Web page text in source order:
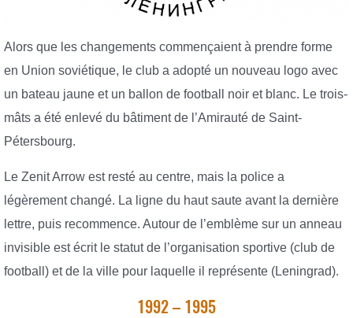
Alors que les changements commençaient à prendre forme
en Union soviétique, le club a adopté un nouveau logo avec
un bateau jaune et un ballon de football noir et blanc. Le trois-
mâts a été enlevé du bâtiment de l’Amirauté de Saint-
Pétersbourg.
Le Zenit Arrow est resté au centre, mais la police a
légèrement changé. La ligne du haut saute avant la dernière
lettre, puis recommence. Autour de l’emblème sur un anneau
invisible est écrit le statut de l’organisation sportive (club de
football) et de la ville pour laquelle il représente (Leningrad).
1992 – 1995